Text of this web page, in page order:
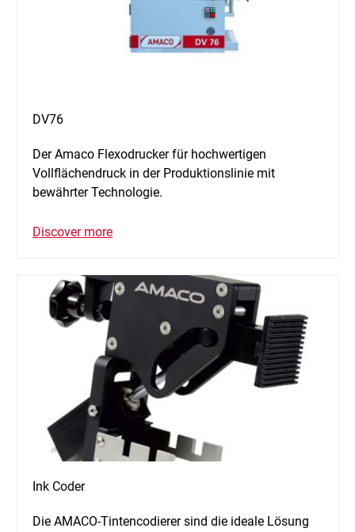
DV76
Der Amaco Flexodrucker für hochwertigen
Vollflächendruck in der Produktionslinie mit
bewährter Technologie.
Discover more
Ink Coder
Die AMACO-Tintencodierer sind die ideale Lösung